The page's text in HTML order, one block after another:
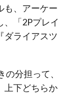
も、アーケー
、「2Pプレイ
ダライアスツ
分担って、
上下どちらか